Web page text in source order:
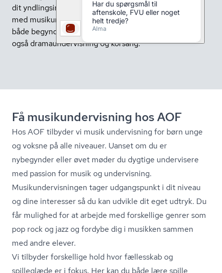
dit yndlingsinstrument? Styrk dine musikalske evner
med musikundervisning hos AOF. Der er kurser for
både begyndere og øvede i alle genrer. Her finder du
også dramaundervisning og korsang.
Få mu­si­kun­der­vis­ning hos AOF
Hos AOF tilbyder vi musik undervisning for børn unge
og voksne på alle niveauer. Uanset om du er
nybegynder eller øvet møder du dygtige undervisere
med passion for musik og undervisning.
Mu­si­kun­der­vis­nin­gen tager udgangspunkt i dit niveau
og dine interesser så du kan udvikle dit eget udtryk. Du
får mulighed for at arbejde med forskellige genrer som
pop rock og jazz og fordybe dig i musikken sammen
med andre elever.
Vi tilbyder forskellige hold hvor fællesskab og
spilleglæde er i fokus. Her kan du både lære spille